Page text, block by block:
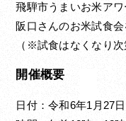
飛騨市うまいお米ア
阪口さんのお米試食会
（※試食はなくなり次
開催概要
日付：令和6年1月27日